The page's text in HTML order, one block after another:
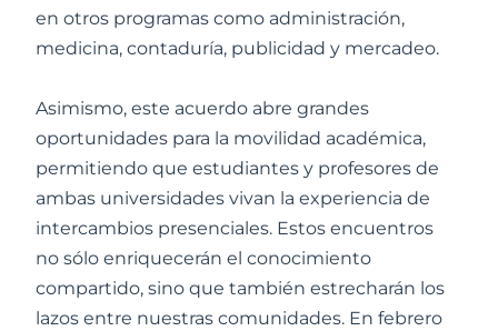
en otros programas como administración,
medicina, contaduría, publicidad y mercadeo.
Asimismo, este acuerdo abre grandes
oportunidades para la movilidad académica,
permitiendo que estudiantes y profesores de
ambas universidades vivan la experiencia de
intercambios presenciales. Estos encuentros
no sólo enriquecerán el conocimiento
compartido, sino que también estrecharán los
lazos entre nuestras comunidades. En febrero